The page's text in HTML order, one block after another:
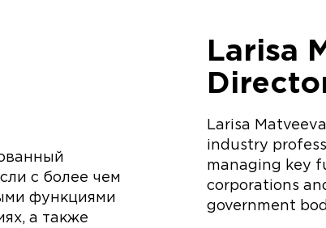
с более чем
функциями
а также
Larisa
Larisa
industry
managing key
corporations
government